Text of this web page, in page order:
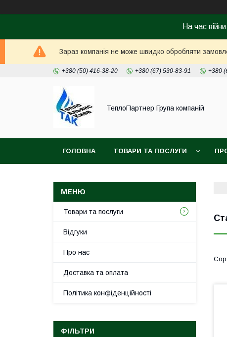
На час
Зараз компанія не може швидко обробляти
+380 (50) 416-38-20 +380 (67) 530-83-91 +380
ТеплоПартнер Група компаній
ГОЛОВНА ТОВАРИ ТА ПОСЛУГИ
Товари та послуги
Відгуки
Про нас
Доставка та оплата
Політика конфіденційності
ФІЛЬТРИ